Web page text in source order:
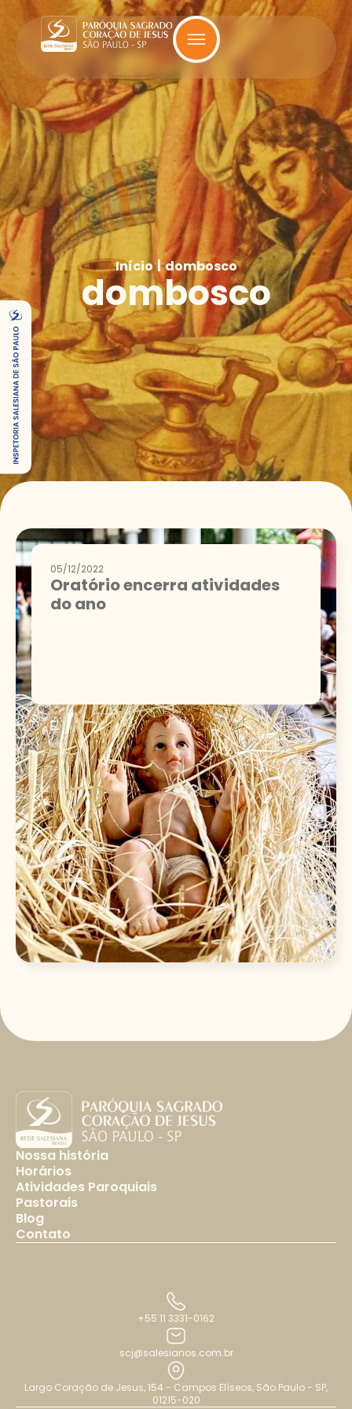
Início | dombosco
dombosco
05/12/2022
Oratório encerra atividades
do ano
Nossa história
Horários
Atividades Paroquiais
Pastorais
Blog
Contato
+55 11 3331-0162
scj@salesianos.com.br
Largo Coração de Jesus, 154 - Campos Elíseos, São Paulo - SP,
01215-020